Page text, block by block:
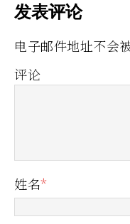
发表评论
电子邮件地址不会
评论
姓名*